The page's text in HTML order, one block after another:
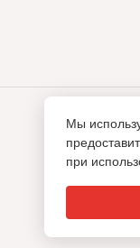
Мы
при